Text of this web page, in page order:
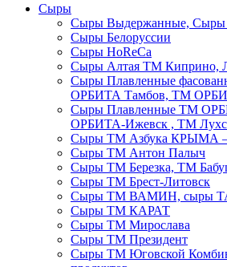
Сыры
Сыры Выдержанные, Сыры
Сыры Белоруссии
Сыры HoReСa
Сыры Алтая ТМ Киприно,
Сыры Плавленные
ОРБИТА Тамбов, ТМ
Сыры Плавленные ТМ
ОРБИТА-Ижевск , ТМ
Сыры ТМ Азбука КРЫМА
Сыры ТМ Антон Палыч
Сыры ТМ Березка, ТМ
Сыры ТМ Брест-Литовск
Сыры ТМ ВАМИН, сыры
Сыры ТМ КАРАТ
Сыры ТМ Мирослава
Сыры ТМ Президент
Сыры ТМ Юговской